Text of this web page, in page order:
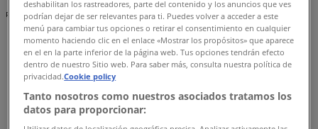
Publicidad
deshabilitan los rastreadores, parte del contenido y los anuncios que ves
podrían dejar de ser relevantes para ti. Puedes volver a acceder a este
menú para cambiar tus opciones o retirar el consentimiento en cualquier
momento haciendo clic en el enlace «Mostrar los propósitos» que aparece
en el en la parte inferior de la página web. Tus opciones tendrán efecto
dentro de nuestro Sitio web. Para saber más, consulta nuestra política de
privacidad.Cookie policy
Tanto nosotros como nuestros asociados tratamos los
datos para proporcionar: